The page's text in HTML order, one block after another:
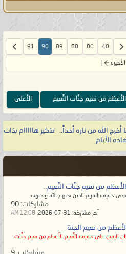
{فَبَشِّرْ عِبَادِ ﴿١٧﴾ الَّذِينَ
أَحْسَنَهُ ۚ أُولَـٰئِكَ
وَأُولَـٰئِكَ هُمْ أُولُو
الله العظيم [الزمر].
أولي الألباب وسلّم
بالحقّ أنّه لن يتّبع
والمهديّ المنتظَر إلا
وأولئك الذين
تصديقاً لقول الله
أَنَّمَا أُنزِلَ إِلَيْكَ مِن
إِنَّمَا يَتَذَكَّرُ أُولُو
الَّذِينَ يُوفُونَ بِعَهْدِ اللَّـهِ وَلَا
يَنقُضُونَ الْمِيثَاقَ ﴿٢٠﴾ وَالَّذِينَ يَصِلُونَ مَا
يُوصَلَ وَيَخْشَوْنَ رَبَّهُمْ
وَيَخَافُونَ سُوءَ الْحِسَابِ ﴿٢١﴾ وَالَّذِينَ
رَبِّهِمْ وَأَقَامُوا الصَّلَاةَ
40
80
88
89
90
91
الأخيرة
الأعظم من نعيم جنَّات النَّعيم
الأعلى
أخرج الله من ناره أحداً..
تذكير هااااام بذات
الأيام
»
من نعيم جنَّات النَّعيم..
حقيقة القوم الذين يحبهم الله ويحبونه
مشاركات:
آخر مشاركة: 12:08 AM
من نعيم الجنة
اليقين على حقيقة النَّعيم الأعظم من نعيم جنَّات